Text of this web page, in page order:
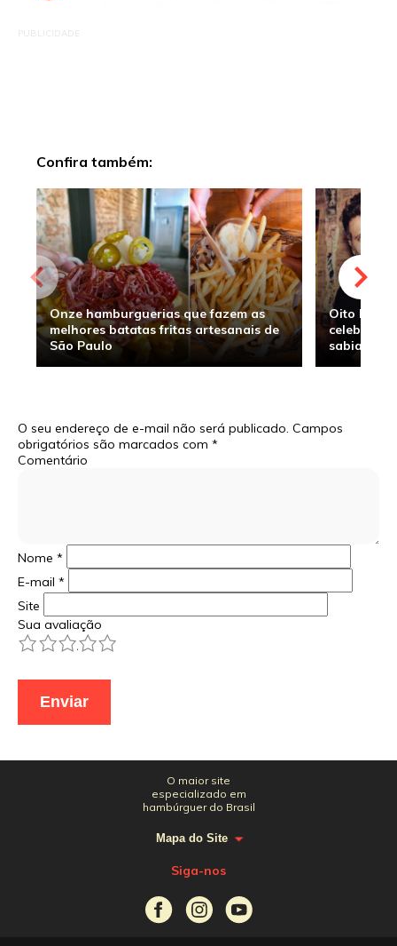
PUBLICIDADE
Confira também:
Onze hamburguerias que fazem as
melhores batatas fritas artesanais de
São Paulo
Oito
sabia
O seu endereço de e-mail não será publicado. Campos
obrigatórios são marcados com *
Comentário
Nome *
E-mail *
Site
Sua avaliação
5
4
3
2
O maior site
especializado em
hambúrguer do Brasil
Mapa do Site
Siga-nos